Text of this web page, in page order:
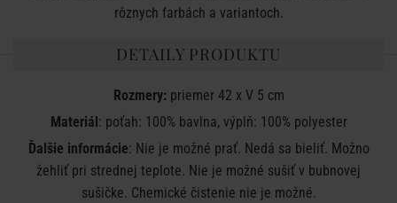
rôznych farbách a variantoch.
DETAILY PRODUKTU
Rozmery: priemer 42 x V 5 cm
Materiál: poťah: 100% bavlna, výplň: 100% polyester
Ďalšie informácie: Nie je možné prať. Nedá sa bieliť. Možno
žehliť pri strednej teplote. Nie je možné sušiť v bubnovej
sušičke. Chemické čistenie nie je možné.